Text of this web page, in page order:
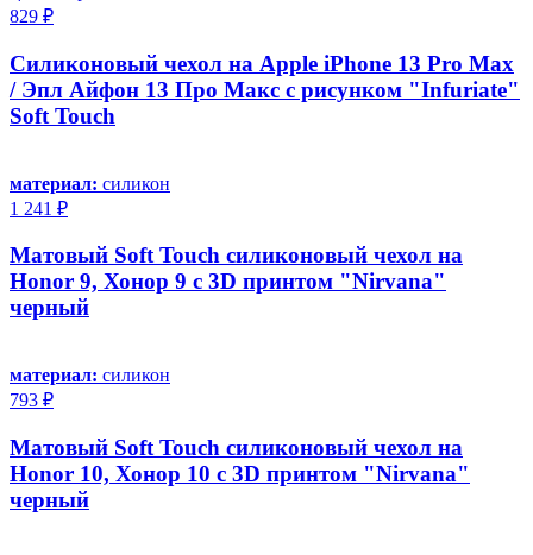
829 ₽
Силиконовый чехол на Apple iPhone 13 Pro Max
/ Эпл Айфон 13 Про Макс с рисунком "Infuriate"
Soft Touch
материал: силикон
1 241 ₽
Матовый Soft Touch силиконовый чехол на
Honor 9, Хонор 9 с 3D принтом "Nirvana"
черный
материал: силикон
793 ₽
Матовый Soft Touch силиконовый чехол на
Honor 10, Хонор 10 с 3D принтом "Nirvana"
черный